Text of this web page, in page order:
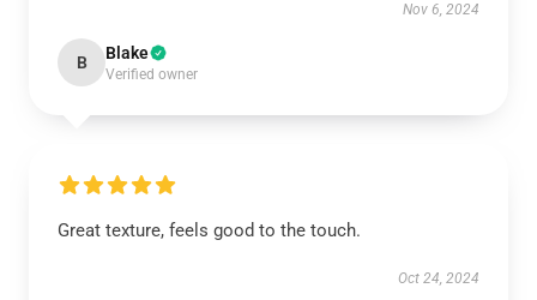
Nov 6, 2024
B Blake
Verified owner
Great texture, feels good to the touch.
Oct 24, 2024